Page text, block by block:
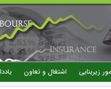
رفتن
به
محتوای
اصلی
زیربنایی اشتغال و تعاون